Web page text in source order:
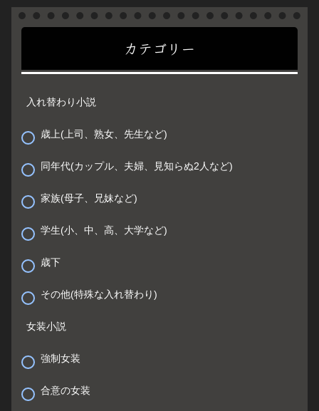
カテゴリー
入れ替わり小説
歳上(上司、熟女、先生など)
同年代(カップル、夫婦、見知らぬ2人など)
家族(母子、兄妹など)
学生(小、中、高、大学など)
歳下
その他(特殊な入れ替わり)
女装小説
強制女装
合意の女装